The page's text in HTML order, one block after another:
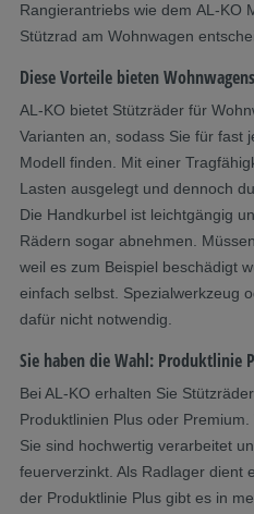
Rangierantriebs wie dem AL-KO
Stützrad am Wohnwagen
Diese Vorteile bieten
AL-KO bietet Stützräder für
Varianten an, sodass Sie für fast
Modell finden. Mit einer
Lasten ausgelegt und dennoch
Die Handkurbel ist leichtgängig
Rädern sogar abnehmen.
weil es zum Beispiel beschädigt
einfach selbst. Spezialwerkzeug
dafür nicht notwendig.
Sie haben die Wahl: Produktlinie
Bei AL-KO erhalten Sie
Produktlinien Plus oder
Sie sind hochwertig verarbeitet
feuerverzinkt. Als Radlager dient
der Produktlinie Plus gibt es in